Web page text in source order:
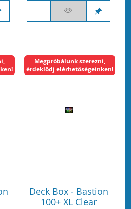
Deck Box - Bastion
100+ XL Clear
Megpróbálunk szerezni,
érdeklődj elérhetőségeinken!